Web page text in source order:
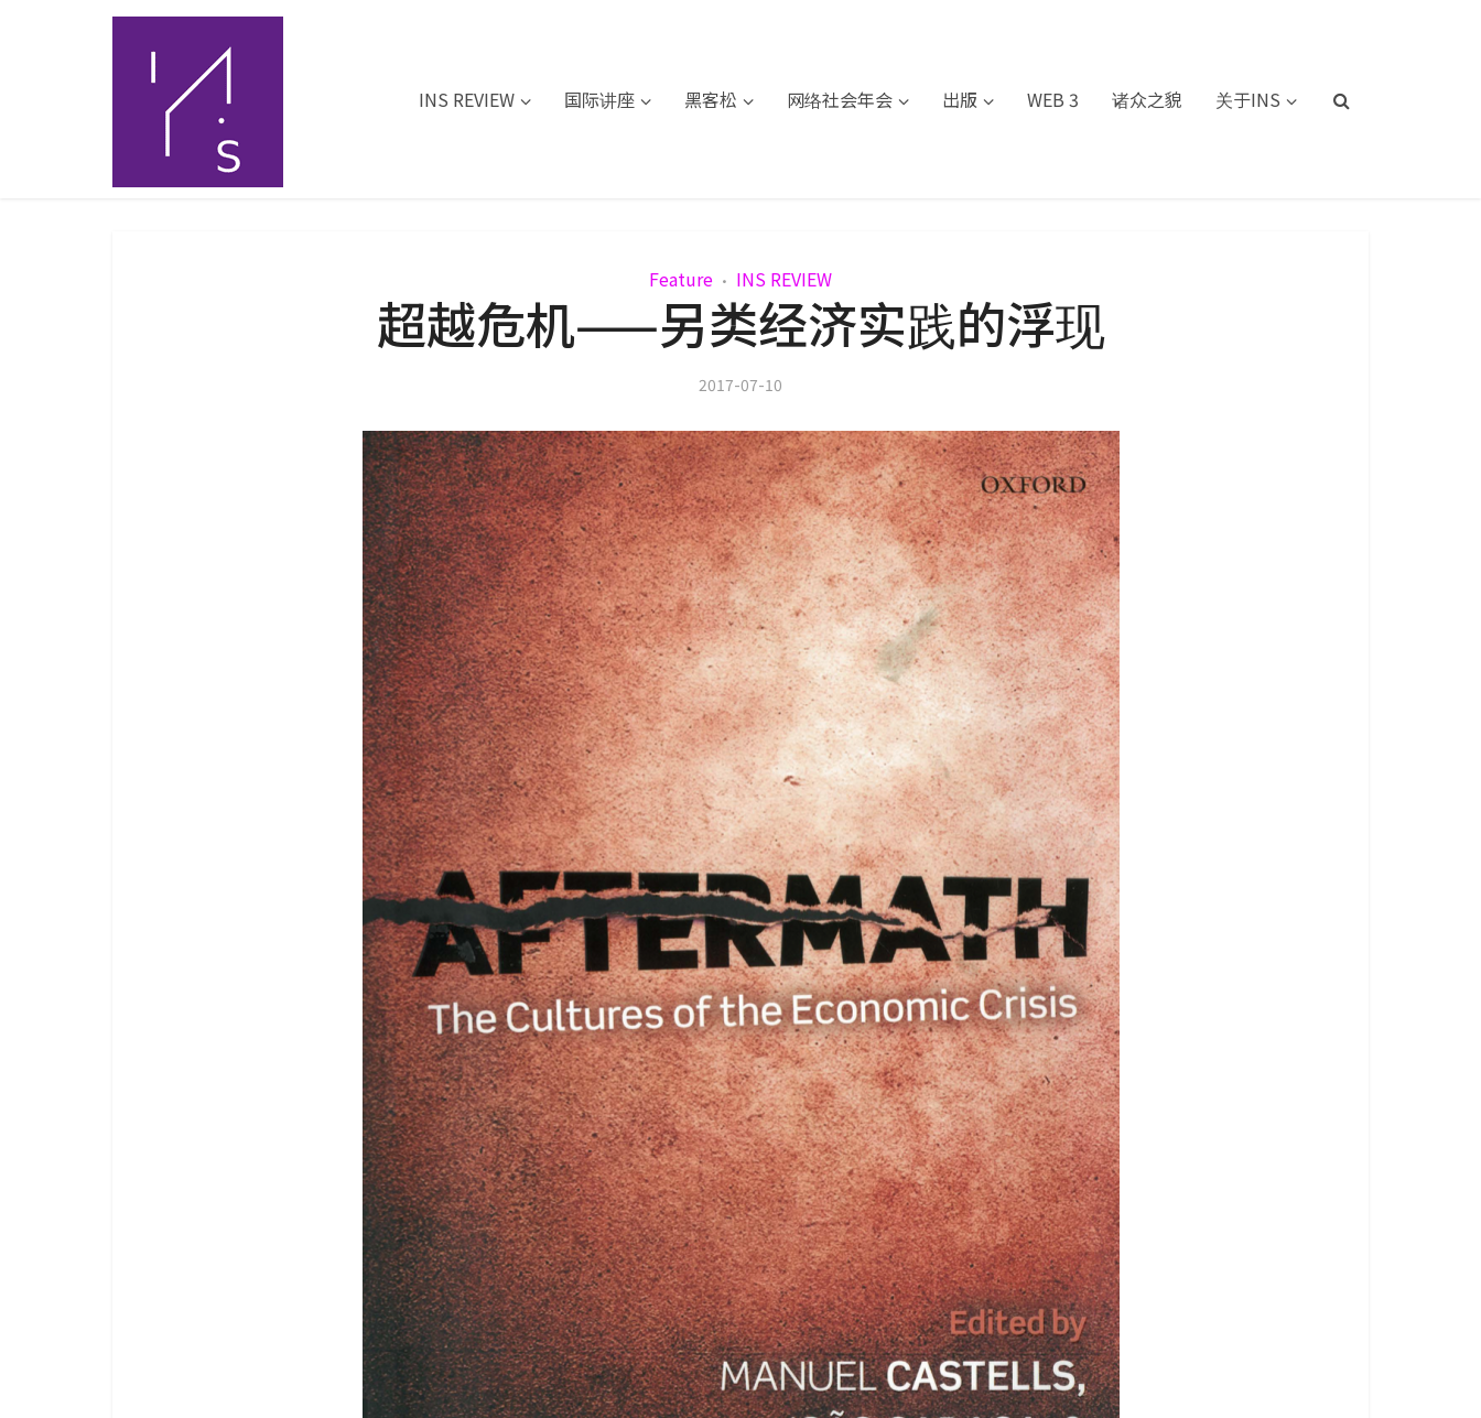
INS REVIEW 国际讲座 黑客松 网络社会年会 出版 WEB 3 诸众之貌 关于INS
Feature • INS REVIEW
超越危机——另类经济实践的浮现
2017-07-10